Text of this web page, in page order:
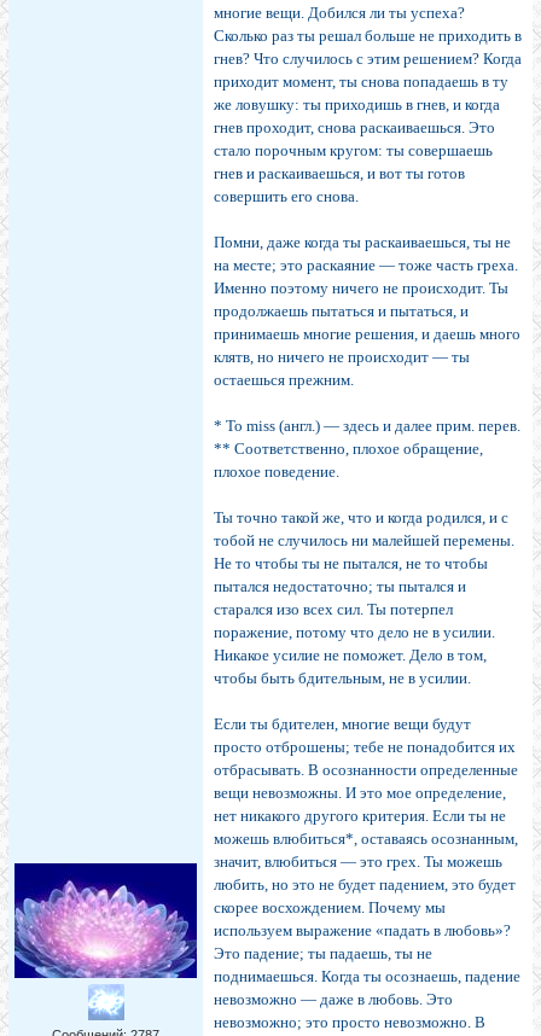
многие вещи. Добился ли ты успеха?
Сколько раз ты решал больше не приходить в
гнев? Что случилось с этим решением? Когда
приходит момент, ты снова попадаешь в ту
же ловушку: ты приходишь в гнев, и когда
гнев проходит, снова раскаиваешься. Это
стало порочным кругом: ты совершаешь
гнев и раскаи­ваешься, и вот ты готов
совершить его снова.
Помни, даже когда ты раскаиваешься, ты не
на мес­те; это раскаяние — тоже часть греха.
Именно поэтому ничего не происходит. Ты
продолжаешь пытаться и пы­таться, и
принимаешь многие решения, и даешь много
клятв, но ничего не происходит — ты
остаешься прежним.
* То miss (англ.) — здесь и далее прим. перев.
** Соответственно, плохое обращение,
плохое поведение.
Ты точно такой же, что и когда родился, и с
тобой не случилось ни малейшей пере­мены.
Не то чтобы ты не пы­тался, не то чтобы
пытался недостаточно; ты пытался и
старался изо всех сил. Ты по­терпел
поражение, потому что дело не в усилии.
Никакое усилие не поможет. Дело в том,
чтобы быть бдительным, не в усилии.
Если ты бдителен, многие вещи будут
просто отбро­шены; тебе не понадобится их
отбрасывать. В осознан­ности определенные
вещи невозможны. И это мое оп­ределение,
нет никакого другого критерия. Если ты не
можешь влюбиться*, оставаясь осознанным,
значит, влю­биться — это грех. Ты можешь
любить, но это не будет падением, это будет
скорее восхождением. Почему мы
используем выражение «падать в любовь»?
Это паде­ние; ты падаешь, ты не
поднимаешься. Когда ты осо­знаешь, падение
невозможно — даже в любовь. Это
невозможно; это просто невозможно. В